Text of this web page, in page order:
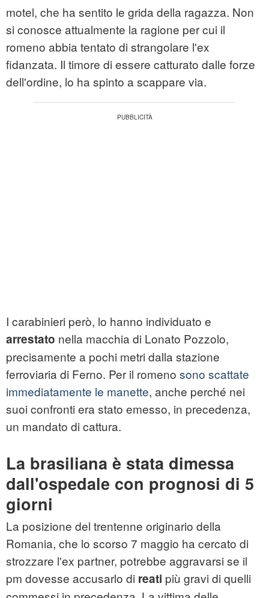
motel, che ha sentito le grida della ragazza. Non
si conosce attualmente la ragione per cui il
romeno abbia tentato di strangolare l'ex
fidanzata. Il timore di essere catturato dalle forze
dell'ordine, lo ha spinto a scappare via.
I carabinieri però, lo hanno individuato e
arrestato nella macchia di Lonato Pozzolo,
precisamente a pochi metri dalla stazione
ferroviaria di Ferno. Per il romeno sono scattate
immediatamente le manette, anche perché nei
suoi confronti era stato emesso, in precedenza,
un mandato di cattura.
La brasiliana è stata dimessa
dall'ospedale con prognosi di 5
giorni
La posizione del trentenne originario della
Romania, che lo scorso 7 maggio ha cercato di
strozzare l'ex partner, potrebbe aggravarsi se il
pm dovesse accusarlo di reati più gravi di quelli